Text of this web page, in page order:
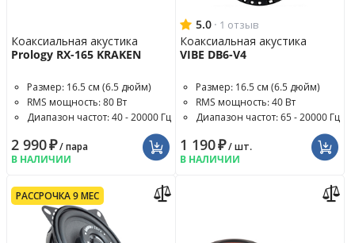
Коаксиальная акустика
Prology RX-165 KRAKEN
Размер: 16.5 см (6.5 дюйм)
RMS мощность: 80 Вт
Диапазон частот: 40 - 20000 Гц
2 990₽/ пара
В НАЛИЧИИ
5.0 · 1 отзыв
Коаксиальная акустика
VIBE DB6-V4
Размер: 16.5 см (6.5 дюйм)
RMS мощность: 40 Вт
Диапазон частот: 65 - 20000 Гц
1 190₽/ шт.
В НАЛИЧИИ
РАССРОЧКА 9 МЕС